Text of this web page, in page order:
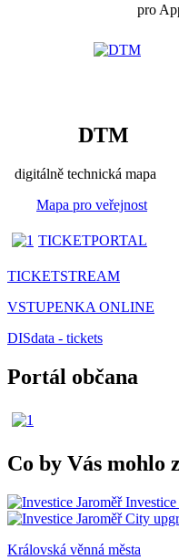
pro
DTM
digitálně technická mapa
Mapa pro veřejnost
TICKETPORTAL
TICKETSTREAM
VSTUPENKA ONLINE
DISdata - tickets
Portál občana
Co by Vás mohlo
Investice
City
Královská věnná města